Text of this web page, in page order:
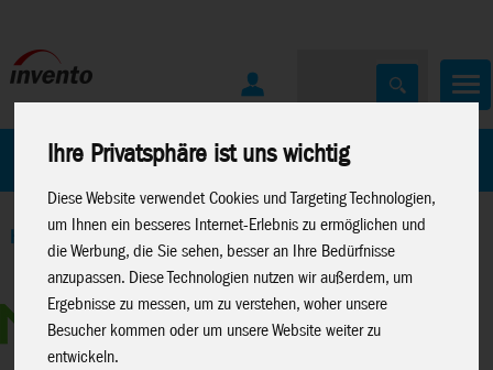
Ihre Privatsphäre ist uns wichtig
Diese Website verwendet Cookies und Targeting Technologien,
um Ihnen ein besseres Internet-Erlebnis zu ermöglichen und
die Werbung, die Sie sehen, besser an Ihre Bedürfnisse
anzupassen. Diese Technologien nutzen wir außerdem, um
Ergebnisse zu messen, um zu verstehen, woher unsere
Besucher kommen oder um unsere Website weiter zu
entwickeln.
Home Marken
Home>Spielwaren>Konstruktion>Metal Earth>Lizenzen
Marvel The Avengers